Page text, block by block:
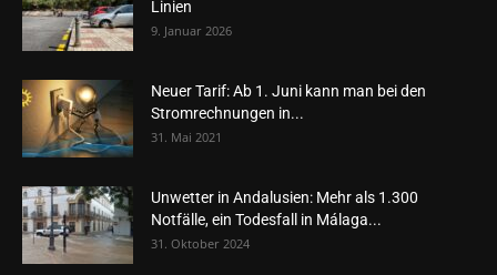
Linien
9. Januar 2026
Neuer Tarif: Ab 1. Juni kann man bei den
Stromrechnungen in...
31. Mai 2021
Unwetter in Andalusien: Mehr als 1.300
Notfälle, ein Todesfall in Málaga...
31. Oktober 2024